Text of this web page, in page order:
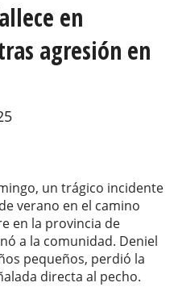
en
agresión en
un trágico incidente
verano en el camino
en la provincia de
a la comunidad. Deniel
pequeños, perdió la
directa al pecho.